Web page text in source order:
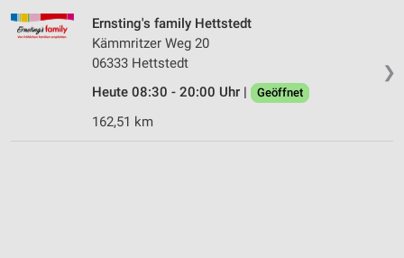
❯
Ernsting's family Hettstedt
Kämmritzer Weg 20
06333 Hettstedt
Heute 08:30 - 20:00 Uhr |
Geöffnet
162,51 km